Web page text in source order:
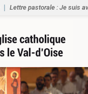
Lettre pastorale : Je suis